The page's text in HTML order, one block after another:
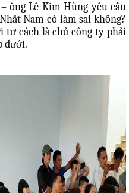
ông Lê Kim Hùng yêu cầu
Nam có làm sai không?
tư cách là chủ công ty phải
dưới.